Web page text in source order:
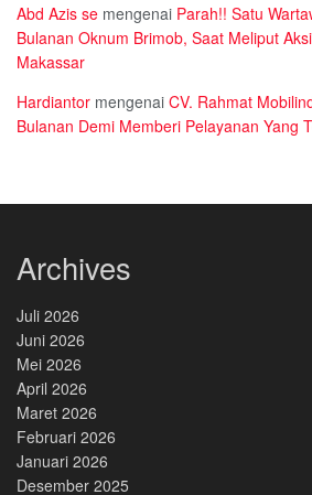
Abd Azis se mengenai Parah!! Satu
Bulanan Oknum Brimob, Saat Meliput
Makassar
Hardiantor mengenai CV. Rahmat
Bulanan Demi Memberi Pelayanan Yang
Archives
Juli 2026
Juni 2026
Mei 2026
April 2026
Maret 2026
Februari 2026
Januari 2026
Desember 2025